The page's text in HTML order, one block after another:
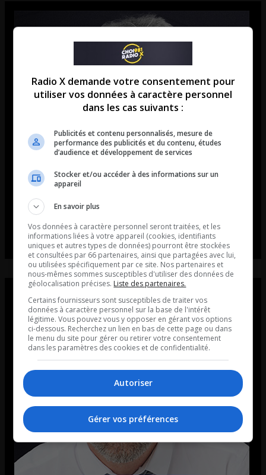
Radio X demande votre consentement pour
utiliser vos données à caractère personnel
dans les cas suivants :
Publicités et contenu personnalisés, mesure de
performance des publicités et du contenu, études
d’audience et développement de services
Stocker et/ou accéder à des informations sur un
appareil
En savoir plus
Vos données à caractère personnel seront traitées, et les
informations liées à votre appareil (cookies, identifiants
uniques et autres types de données) pourront être stockées
et consultées par 66 partenaires, ainsi que partagées avec lui,
ou utilisées spécifiquement par ce site. Nos partenaires et
nous-mêmes sommes susceptibles d'utiliser des données de
géolocalisation précises. Liste des partenaires.
Certains fournisseurs sont susceptibles de traiter vos
données à caractère personnel sur la base de l'intérêt
légitime. Vous pouvez vous y opposer en gérant vos options
ci-dessous. Recherchez un lien en bas de cette page ou dans
le menu du site pour gérer ou retirer votre consentement
dans les paramètres des cookies et de confidentialité.
Autoriser
Gérer vos préférences